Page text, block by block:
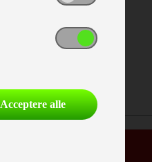
Acceptere alle